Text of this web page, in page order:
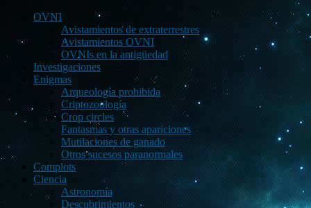
OVNI
Avistamientos de extraterrestres
Avistamientos OVNI
OVNIs en la antigüedad
Investigaciones
Enigmas
Arqueología prohibida
Criptozoología
Crop circles
Fantasmas y otras apariciones
Mutilaciones de ganado
Otros sucesos paranormales
Complots
Ciencia
Astronomía
Descubrimientos